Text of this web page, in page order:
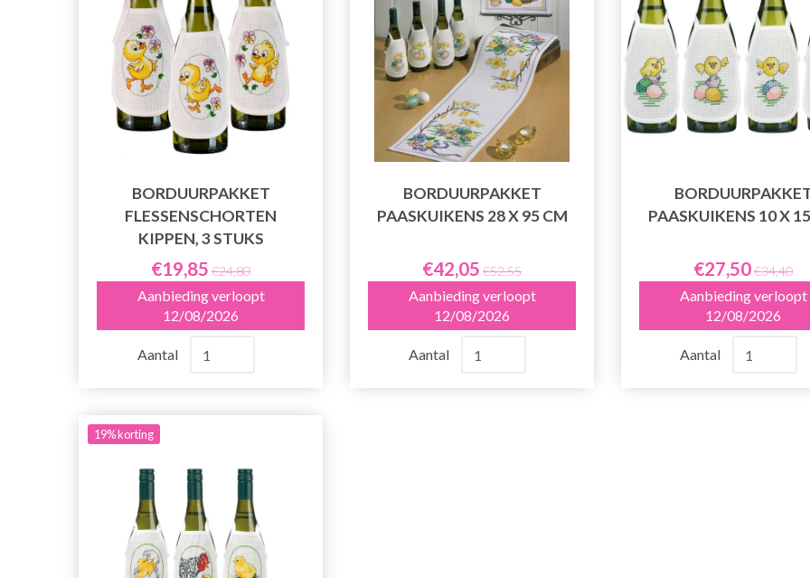
BORDUURPAKKET
FLESSENSCHORTEN
KIPPEN, 3 STUKS
€19,85 €24,80
Aanbieding verloopt
12/08/2026
Aantal
BORDUURPAKKET
PAASKUIKENS 28 X 95 CM
€42,05 €52,55
Aanbieding verloopt
12/08/2026
Aantal
PAASKUIKENS 10 X
€27,50€34,40
Aanbieding verloopt
12/08/2026
Aantal
19% korting